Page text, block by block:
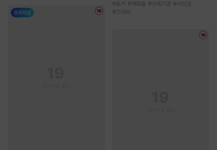
#동거 #재회물 #쓰레기공 #서브공
#드라마